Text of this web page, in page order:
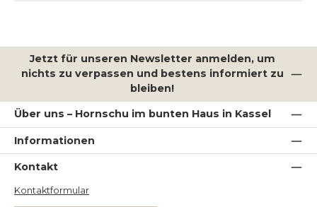
Jetzt für unseren Newsletter anmelden, um
nichts zu verpassen und bestens informiert zu
bleiben!
Über uns – Hornschu im bunten Haus in Kassel
Informationen
Kontakt
Kontaktformular